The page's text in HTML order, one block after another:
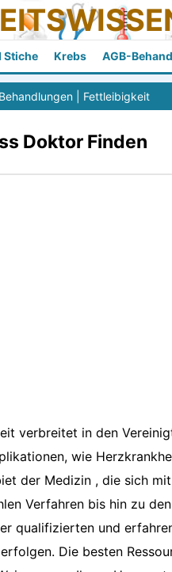
Stiche Krebs AGB-
Fettleibigkeit
Doktor Finden
verbreitet in den
wie
der Medizin , die sich
Verfahren bis hin zu
qualifizierten und
Die besten